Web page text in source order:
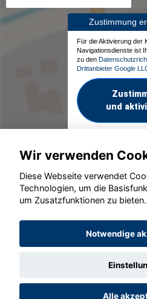
Zustimmung
Für die Aktivierung der
Navigationsdienste ist
zu den
Drittanbieter Google
und
© konjunkturmotor.de
Wir verwenden
Diese Webseite verwendet
Technologien, um die
um Zusatzfunktionen zu bieten.
Notwendige
Alle